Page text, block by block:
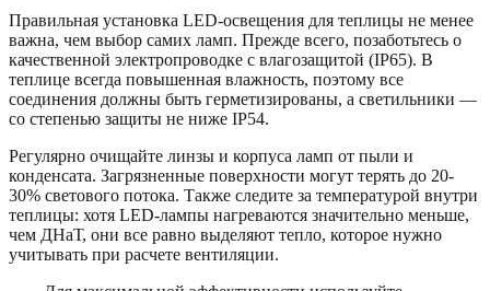
Правильная установка LED-освещения для теплицы не менее
важна, чем выбор самих ламп. Прежде всего, позаботьтесь о
качественной электропроводке с влагозащитой (IP65). В
теплице всегда повышенная влажность, поэтому все
соединения должны быть герметизированы, а светильники —
со степенью защиты не ниже IP54.
Регулярно очищайте линзы и корпуса ламп от пыли и
конденсата. Загрязненные поверхности могут терять до 20-
30% светового потока. Также следите за температурой внутри
теплицы: хотя LED-лампы нагреваются значительно меньше,
чем ДНаТ, они все равно выделяют тепло, которое нужно
учитывать при расчете вентиляции.